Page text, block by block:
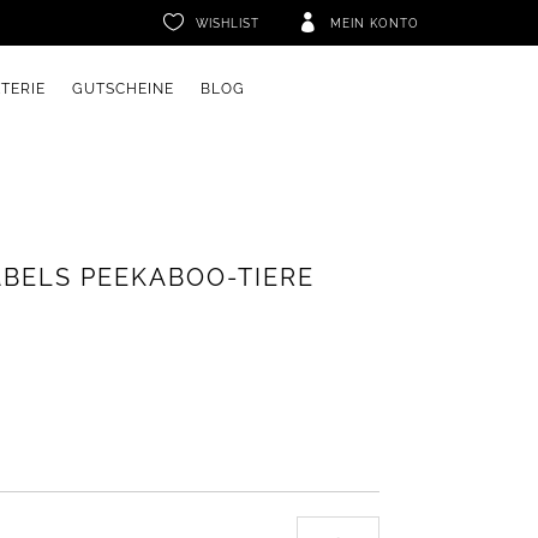
 WISHLIST  MEIN KONTO
GUTSCHEINE BLOG
PEEKABOO-TIERE